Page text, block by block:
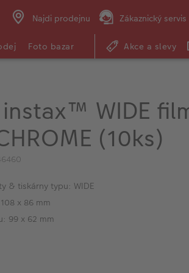
Najdi prodejnu Zákaznický servis
Foto bazar Akce a slevy
WIDE
(10ks)
& tiskárny typu: WIDE
x 86 mm
99 x 62 mm